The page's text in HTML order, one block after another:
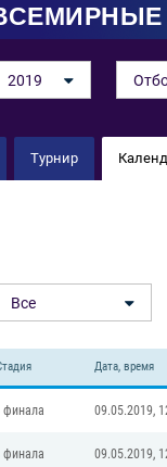
2019
Турнир
Все
Дата, время
финала 09.05.2019,
финала 09.05.2019,